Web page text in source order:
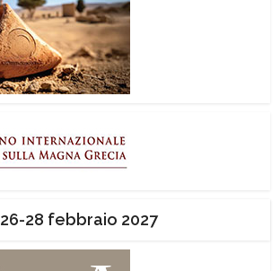
26-28 febbraio 2027